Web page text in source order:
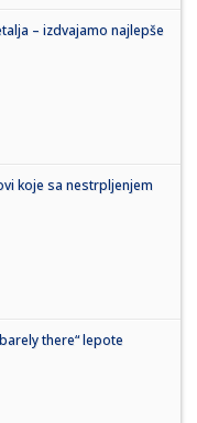
– izdvajamo najlepše
koje sa nestrpljenjem
there“ lepote